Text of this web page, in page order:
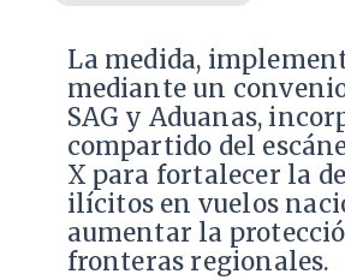
La medida,
mediante un
SAG y Aduanas,
compartido del
X para fortalecer la
ilícitos en vuelos
aumentar la
fronteras regionales.